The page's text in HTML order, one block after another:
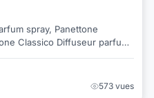
spray, Panettone
parfum
573 vues